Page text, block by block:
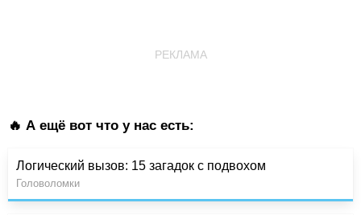
РЕКЛАМА
🔥 А ещё вот что у нас есть:
Логический вызов: 15 загадок с подвохом
Головоломки